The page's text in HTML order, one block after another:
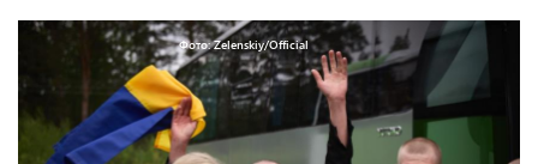
Фото: Zelenskiy/Official